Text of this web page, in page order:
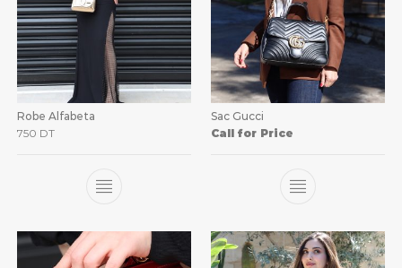
Robe Alfabeta
750 DT
Sac Gucci
Call for Price